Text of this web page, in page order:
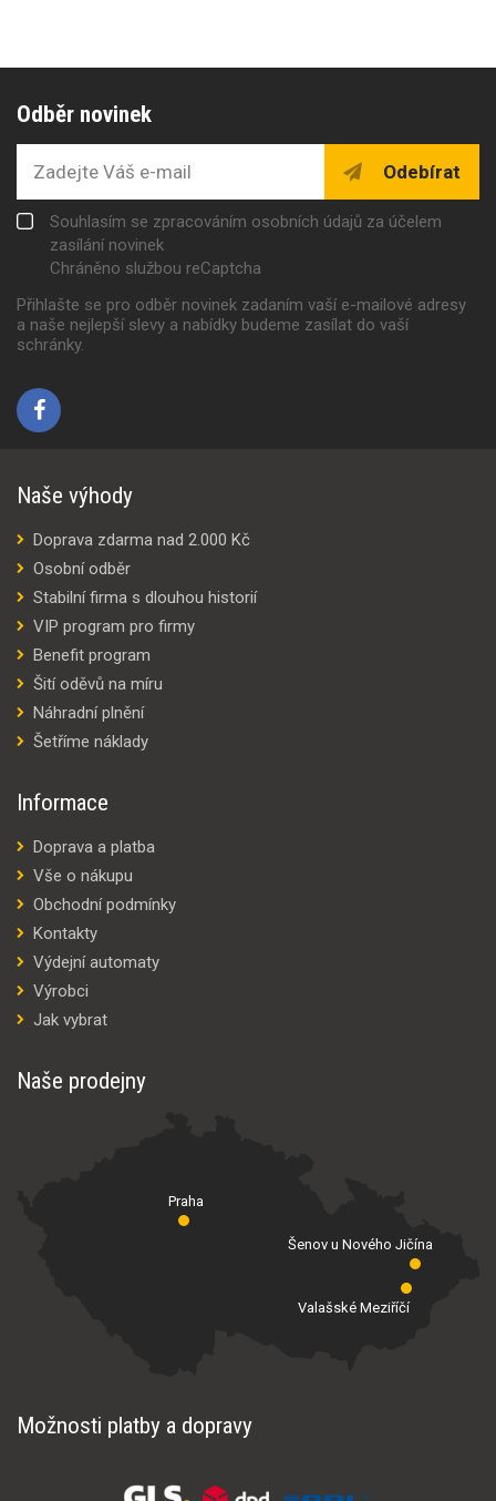
Odběr novinek
Odebírat
Souhlasím se zpracováním osobních údajů za účelem
zasílání novinek
Chráněno službou reCaptcha
Přihlašte se pro odběr novinek zadaním vaší e-mailové adresy
a naše nejlepší slevy a nabídky budeme zasílat do vaší
schránky.
Naše výhody
Doprava zdarma nad 2.000 Kč
Osobní odběr
Stabilní firma s dlouhou historií
VIP program pro firmy
Benefit program
Šití oděvů na míru
Náhradní plnění
Šetříme náklady
Informace
Doprava a platba
Vše o nákupu
Obchodní podmínky
Kontakty
Výdejní automaty
Výrobci
Jak vybrat
Naše prodejny
Praha
Valašské Meziříčí
Šenov u Nového Jičína
Možnosti platby a dopravy